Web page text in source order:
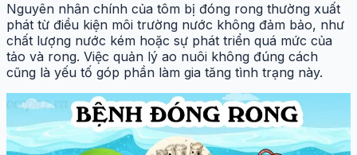
Nguyên nhân chính của tôm bị đóng rong thường xuất
phát từ điều kiện môi trường nước không đảm bảo, như
chất lượng nước kém hoặc sự phát triển quá mức của
tảo và rong. Việc quản lý ao nuôi không đúng cách
cũng là yếu tố góp phần làm gia tăng tình trạng này.